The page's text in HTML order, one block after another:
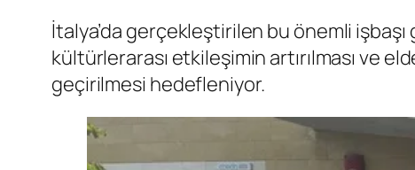
İtalya’da gerçekleştirilen bu önemli
kültürlerarası etkileşimin artırılması ve
geçirilmesi hedefleniyor.